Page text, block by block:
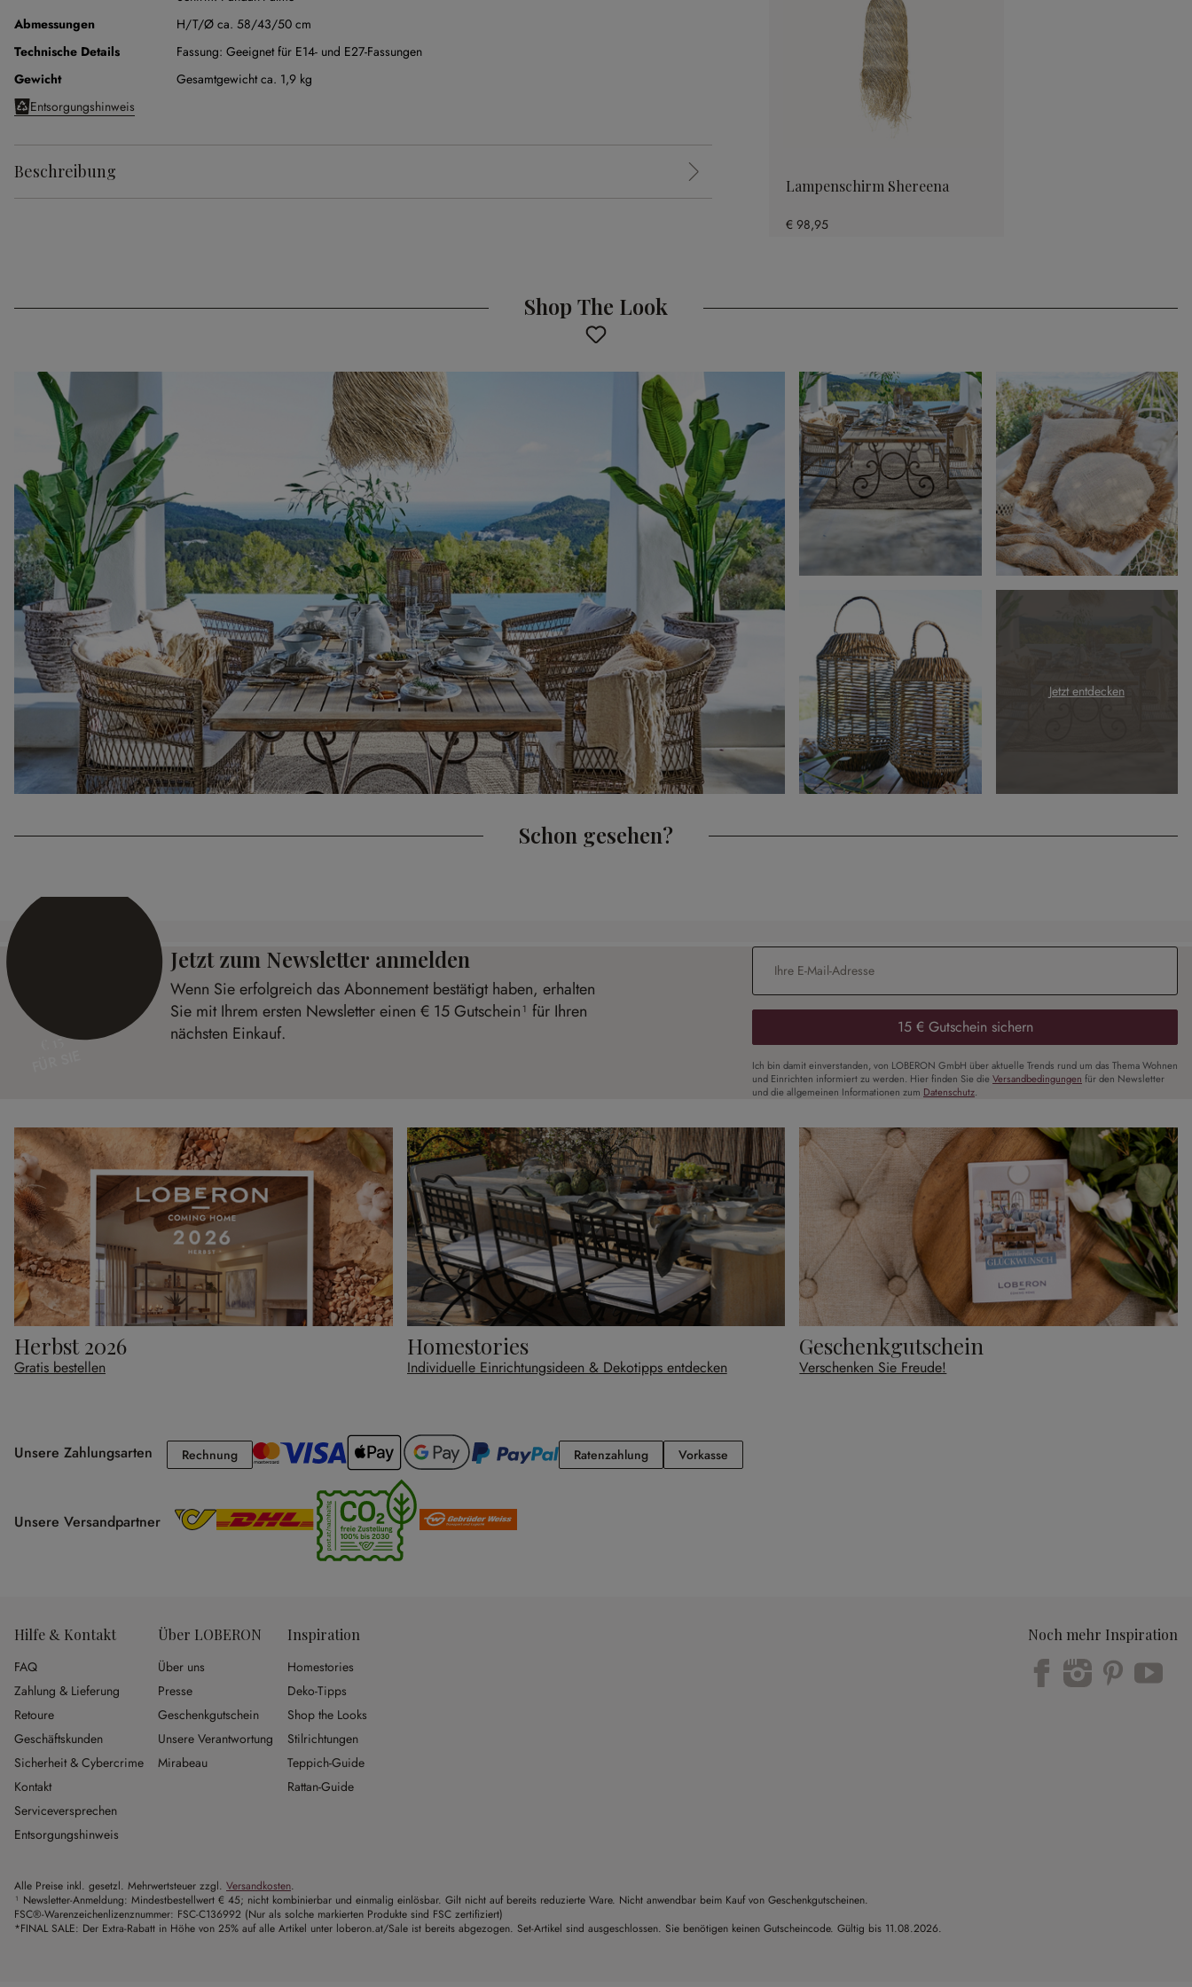
Abmessungen
H/T/Ø ca. 58/43/50 cm
Technische Details
Fassung: Geeignet für E14- und E27-Fassungen
Gewicht
Gesamtgewicht ca. 1,9 kg
Entsorgungshinweis
Beschreibung
Lampenschirm Shereena
€ 98,95
Shop The Look
Jetzt entdecken
Schon gesehen?
€ 15
Jetzt zum Newsletter anmelden
Wenn Sie erfolgreich das Abonnement bestätigt haben, erhalten
Sie mit Ihrem ersten Newsletter einen € 15 Gutschein¹ für Ihren
nächsten Einkauf.
E-Mail-Adresse
15 € Gutschein sichern
Ich bin damit einverstanden, von LOBERON GmbH über aktuelle Trends rund um das Thema Wohnen
und Einrichten informiert zu werden. Hier finden Sie die Versandbedingungen für den Newsletter
und die allgemeinen Informationen zum Datenschutz.
Herbst 2026
Gratis bestellen
Homestories
Individuelle Einrichtungsideen & Dekotipps entdecken
Geschenkgutschein
Verschenken Sie Freude!
Unsere Zahlungsarten RechnungRechnung RatenzahlungRatenzahlung
VorkasseVorkasse
Unsere Versandpartner
Hilfe & Kontakt
FAQ
Zahlung & Lieferung
Retoure
Geschäftskunden
Sicherheit & Cybercrime
Kontakt
Serviceversprechen
Entsorgungshinweis
Über LOBERON
Über uns
Presse
Geschenkgutschein
Unsere Verantwortung
Mirabeau
Inspiration
Homestories
Deko-Tipps
Shop the Looks
Stilrichtungen
Teppich-Guide
Rattan-Guide
Noch mehr Inspiration
Alle Preise inkl. gesetzl. Mehrwertsteuer zzgl. Versandkosten.
¹ Newsletter-Anmeldung: Mindestbestellwert € 45; nicht kombinierbar und einmalig einlösbar. Gilt nicht auf bereits reduzierte Ware. Nicht anwendbar beim Kauf von Geschenkgutscheinen.
FSC®-Warenzeichenlizenznummer: FSC-C136992 (Nur als solche markierten Produkte sind FSC zertifiziert)
*FINAL SALE: Der Extra-Rabatt in Höhe von 25% auf alle Artikel unter loberon.at/Sale ist bereits abgezogen. Set-Artikel sind ausgeschlossen. Sie benötigen keinen Gutscheincode. Gültig bis 11.08.2026.